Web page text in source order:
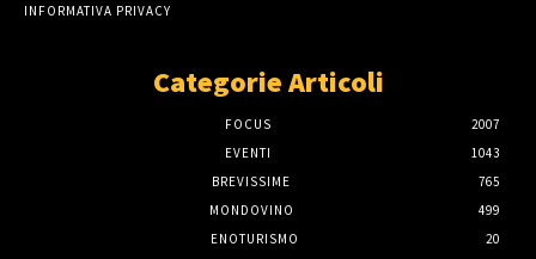
INFORMATIVA PRIVACY
Categorie Articoli
FOCUS
2007
EVENTI
1043
BREVISSIME
765
MONDOVINO
499
ENOTURISMO
20